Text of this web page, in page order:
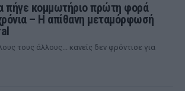
πήγε κομμωτήριο πρώτη φορά
– Η απίθανη μεταμόρφωσή
τους άλλους... κανείς δεν φρόντισε για